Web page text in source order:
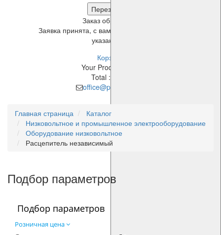
Заказ обратного звонка
Заявка принята, с вами свяжется наш менеджер в
указанное время!
Корзина
Your Product
Total :
office@pes-cable.ru
Главная страница
Каталог
Низковольтное и промышленное электрооборудование
Оборудование низковольтное
Расцепитель независимый
Подбор параметров
Подбор параметров
Розничная цена